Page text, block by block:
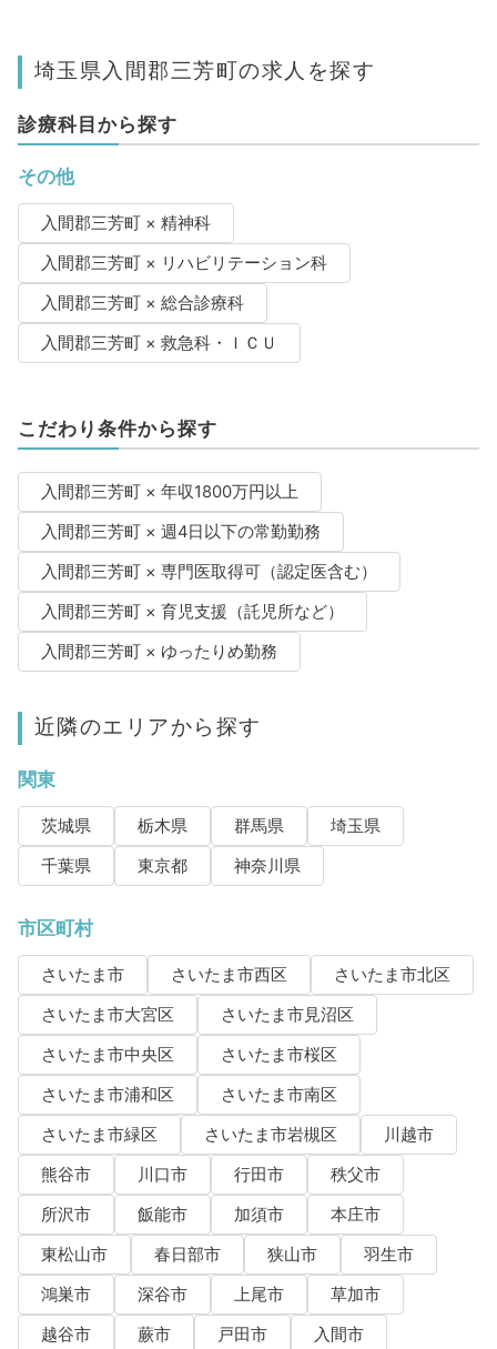
埼玉県入間郡三芳町の求人を探す
診療科目から探す
その他
入間郡三芳町 × 精神科
入間郡三芳町 × リハビリテーション科
入間郡三芳町 × 総合診療科
入間郡三芳町 × 救急科・ＩＣＵ
こだわり条件から探す
入間郡三芳町 × 年収1800万円以上
入間郡三芳町 × 週4日以下の常勤勤務
入間郡三芳町 × 専門医取得可（認定医含む）
入間郡三芳町 × 育児支援（託児所など）
入間郡三芳町 × ゆったりめ勤務
近隣のエリアから探す
関東
茨城県 栃木県 群馬県
埼玉県
千葉県
東京都 神奈川県
市区町村
さいたま市 さいたま市西区
さいたま市北区
さいたま市大宮区
さいたま市見沼区
さいたま市中央区
さいたま市桜区
さいたま市浦和区
さいたま市南区
さいたま市緑区
さいたま市岩槻区
川越市
熊谷市
川口市 行田市
秩父市
所沢市
飯能市 加須市
本庄市
東松山市
春日部市 狭山市
羽生市
鴻巣市
深谷市 上尾市
草加市
越谷市
蕨市 戸田市
入間市